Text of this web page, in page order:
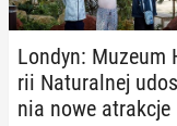
Londyn:
rii Na­tu­ral­nej
nia nowe atrak­cje